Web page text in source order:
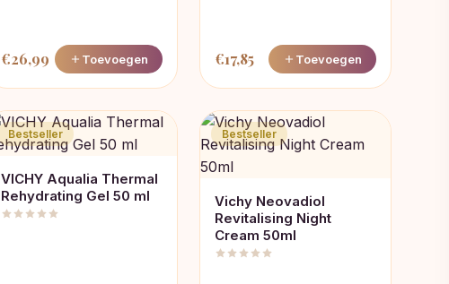
€26,99 Toevoegen €17,85 Toevoegen
Bestseller
VICHY Aqualia Thermal
Rehydrating Gel 50 ml
Bestseller
Vichy Neovadiol
Revitalising Night
Cream 50ml